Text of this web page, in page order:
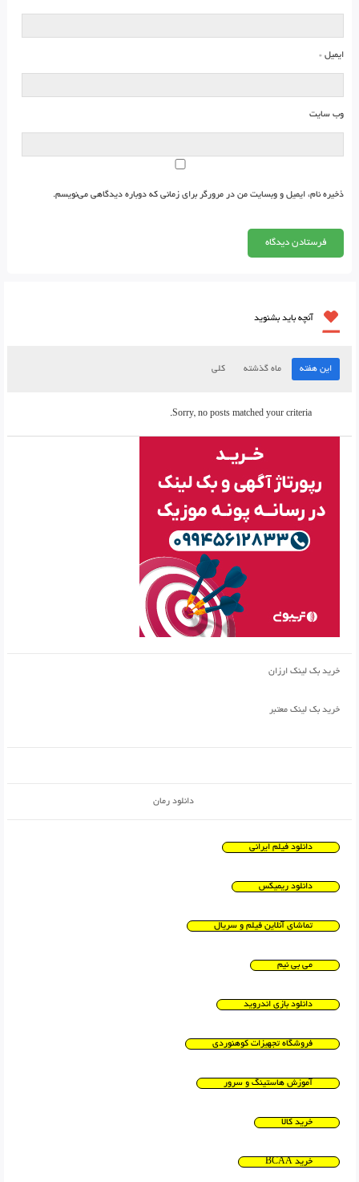
ایمیل *
وب‌ سایت
ذخیره نام، ایمیل و وبسایت من در مرورگر برای زمانی که دوباره دیدگاهی می‌نویسم.
آنچه باید بشنوید
این هفته ماه گذشته کلی
Sorry, no posts matched your criteria.
خرید بک لینک ارزان
خرید بک لینک معتبر
دانلود رمان
دانلود فیلم ایرانی
دانلود ریمیکس
تماشای آنلاین فیلم و سریال
می بی نیم
دانلود بازی اندروید
فروشگاه تجهیزات کوهنوردی
آموزش هاستینگ و سرور
خرید کالا
خرید BCAA